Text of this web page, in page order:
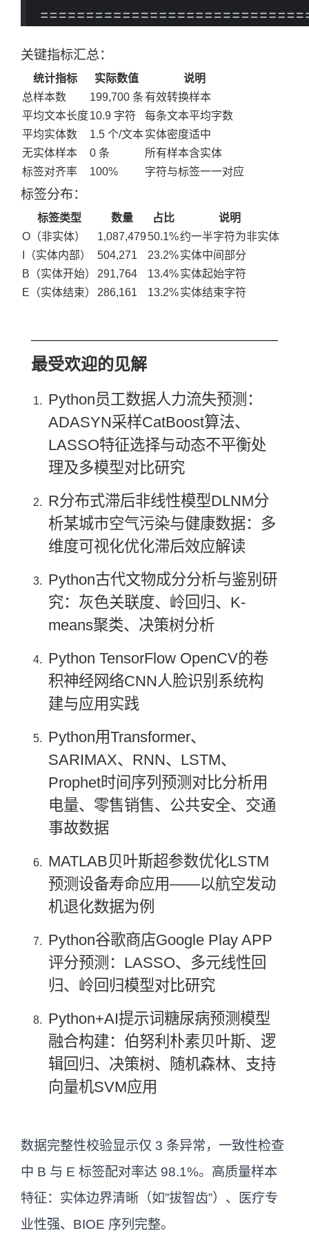
关键指标汇总：
统计指标 实际数值
说明
总样本数
199,700 条有效转换样本
平均文本长度10.9 字符
每条文本平均字数
平均实体数
1.5 个/文本实体密度适中
无实体样本
0 条
所有样本含实体
标签对齐率
100% 字符与标签一一对应
标签分布：
标签类型 数量 占比
说明
O（非实体）
1,087,47950.1%约一半字符为非实体
I（实体内部）
504,271 23.2%实体中间部分
B（实体开始）
291,764 13.4%实体起始字符
E（实体结束）
286,161 13.2%实体结束字符
最受欢迎的见解
Python员工数据人力流失预测：
ADASYN采样CatBoost算法、
LASSO特征选择与动态不平衡处
理及多模型对比研究
R分布式滞后非线性模型DLNM分
析某城市空气污染与健康数据：多
维度可视化优化滞后效应解读
Python古代文物成分分析与鉴别研
究：灰色关联度、岭回归、K-
means聚类、决策树分析
Python TensorFlow OpenCV的卷
积神经网络CNN人脸识别系统构
建与应用实践
Python用Transformer、
SARIMAX、RNN、LSTM、
Prophet时间序列预测对比分析用
电量、零售销售、公共安全、交通
事故数据
MATLAB贝叶斯超参数优化LSTM
预测设备寿命应用——以航空发动
机退化数据为例
Python谷歌商店Google Play APP
评分预测：LASSO、多元线性回
归、岭回归模型对比研究
Python+AI提示词糖尿病预测模型
融合构建：伯努利朴素贝叶斯、逻
辑回归、决策树、随机森林、支持
向量机SVM应用
数据完整性校验显示仅 3 条异常，一致性检查
中 B 与 E 标签配对率达 98.1%。高质量样本
特征：实体边界清晰（如”拔智齿”）、医疗专
业性强、BIOE 序列完整。